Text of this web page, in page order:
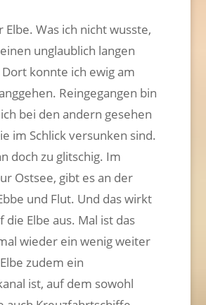
Elbe. Was ich nicht wusste,
unglaublich langen
konnte ich ewig am
Reingegangen bin
bei den andern gesehen
im Schlick versunken sind.
doch zu glitschig. Im
Ostsee, gibt es an der
und Flut. Und das wirkt
die Elbe aus. Mal ist das
wieder ein wenig weiter
zudem ein
ist, auf dem sowohl